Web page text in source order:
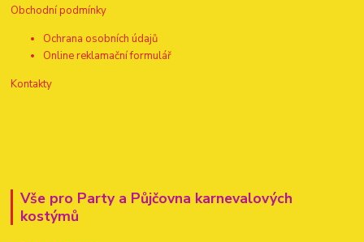
Obchodní podmínky
Ochrana osobních údajů
Online reklamační formulář
Kontakty
Vše pro Party a Půjčovna karnevalových
kostýmů